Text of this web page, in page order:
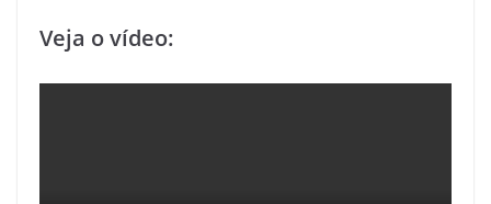
Veja o vídeo: